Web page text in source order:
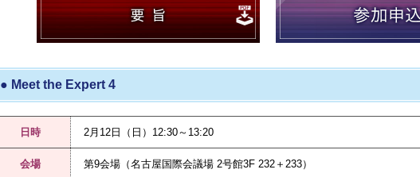
● Meet the Expert 4
日時 2月12日（日）12:30～13:20
会場 第9会場（名古屋国際会議場 2号館3F 232＋233）